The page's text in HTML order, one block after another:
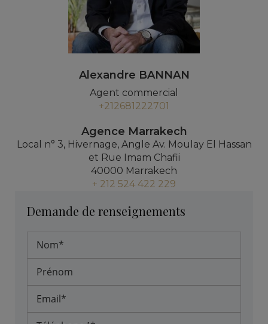
Alexandre BANNAN
Agent commercial
+212681222701
Agence Marrakech
Local n° 3, Hivernage, Angle Av. Moulay El Hassan
et Rue Imam Chafii
40000 Marrakech
+ 212 524 422 229
Demande de renseignements